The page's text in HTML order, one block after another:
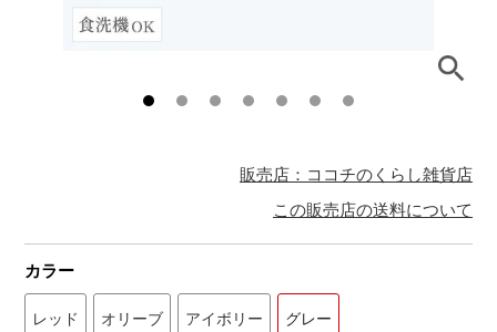
販売店：ココチのくらし雑貨店
この販売店の送料について
カラー
レッド オリーブ アイボリー グレー